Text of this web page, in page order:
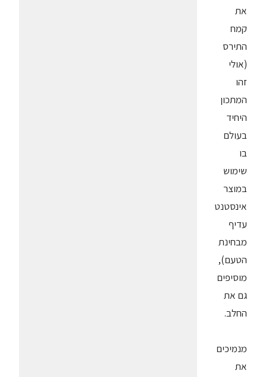
את
קמח
התירס
(אולי
זהו
המתכון
היחיד
בעולם
בו
שימוש
במוצר
אינסטנט
עדיף
מבחינת
הטעם),
מוסיפים
גם את
החלב.
מנמיכים
את